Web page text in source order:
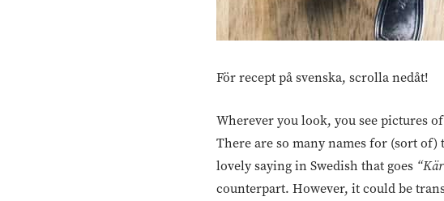
För recept på svenska, scrolla nedåt!
Wherever you look, you see pictures
There are so many names for (sort
lovely saying in Swedish that goes
counterpart. However, it could be